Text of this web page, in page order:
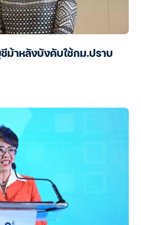
าหลังบังคับใช้กม.ปราบ